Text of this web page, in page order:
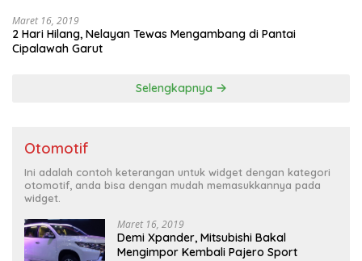
Maret 16, 2019
2 Hari Hilang, Nelayan Tewas Mengambang di Pantai
Cipalawah Garut
Selengkapnya
Otomotif
Ini adalah contoh keterangan untuk widget dengan kategori
otomotif, anda bisa dengan mudah memasukkannya pada
widget.
Maret 16, 2019
Demi Xpander, Mitsubishi Bakal
Mengimpor Kembali Pajero Sport